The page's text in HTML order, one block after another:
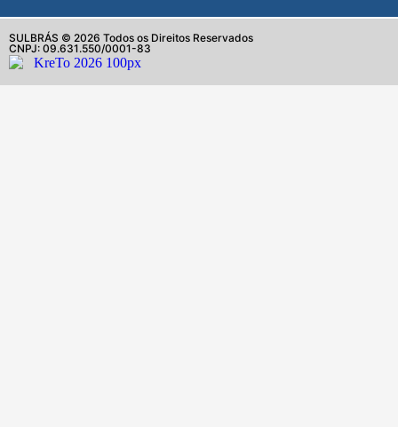
SULBRÁS © 2026 Todos os Direitos Reservados
CNPJ: 09.631.550/0001-83